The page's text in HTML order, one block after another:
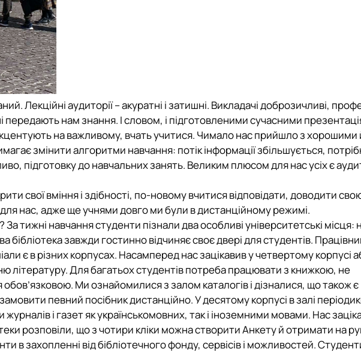
Лекційні аудиторії – акуратні і затишні. Викладачі доброзичливі,
передають нам знання. І словом, і підготовленими сучасними
на важливому, вчать учитися. Чимало нас прийшло з хорошими
змінити алгоритми навчання: потік інформації збільшується,
підготовку до навчальних занять. Великим плюсом для нас усіх є
свої вміння і здібності, по-новому вчитися відповідати, доводити
нас, адже ще учнями довго ми були в дистанційному режимі.
тижні навчання студенти пізнали два особливі університетські місця:
бібліотека завжди гостинно відчиняє своє двері для студентів.
є в різних корпусах. Насамперед нас зацікавив у четвертому корпусі
літературу. Для багатьох студентів потреба працювати з книжкою, не
Ми ознайомилися з залом каталогів і дізналися, що також є
певний посібник дистанційно. У десятому корпусі в залі
і газет як українськомовних, так і іноземними мовами. Нас
розповіли, що з чотири кліки можна створити Анкету й отримати на
в захопленні від бібліотечного фонду, сервісів і можливостей.